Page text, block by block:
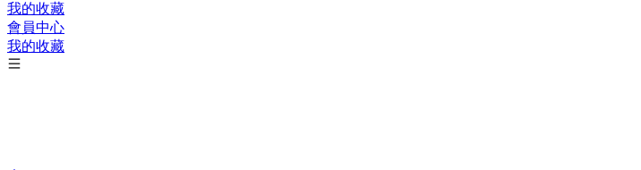
我的收藏
會員中心
我的收藏